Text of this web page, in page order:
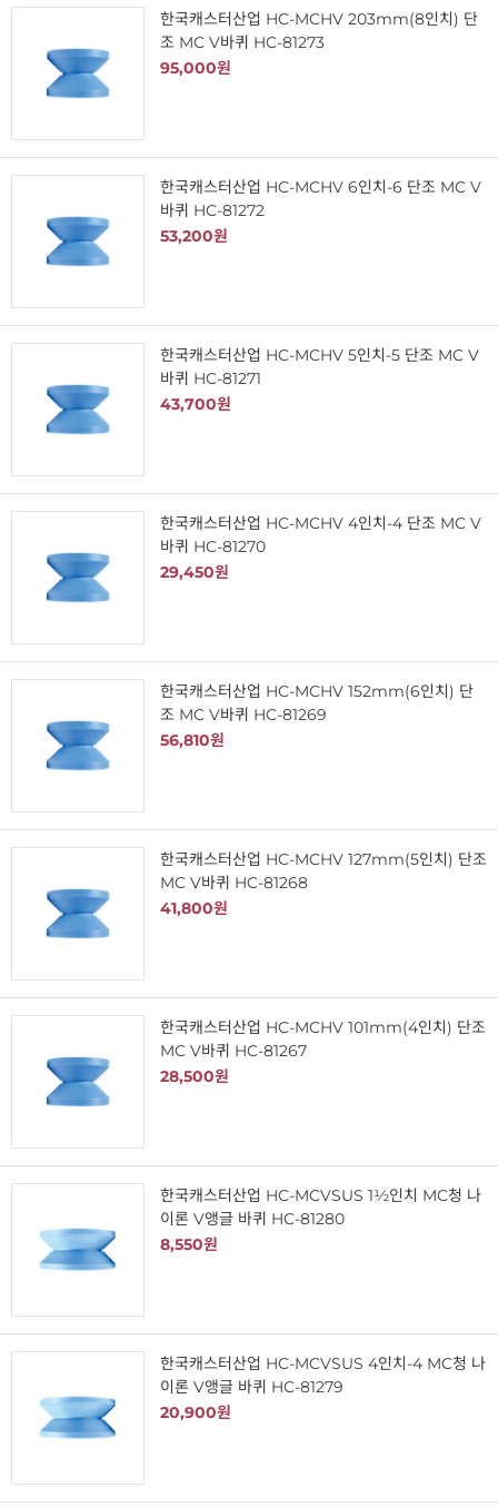
한국캐스터산업 HC-MCHV 203mm(8인치) 단
조 MC V바퀴 HC-81273
95,000원
한국캐스터산업 HC-MCHV 6인치-6 단조 MC V
바퀴 HC-81272
53,200원
한국캐스터산업 HC-MCHV 5인치-5 단조 MC V
바퀴 HC-81271
43,700원
한국캐스터산업 HC-MCHV 4인치-4 단조 MC V
바퀴 HC-81270
29,450원
한국캐스터산업 HC-MCHV 152mm(6인치) 단
조 MC V바퀴 HC-81269
56,810원
한국캐스터산업 HC-MCHV 127mm(5인치) 단조
MC V바퀴 HC-81268
41,800원
한국캐스터산업 HC-MCHV 101mm(4인치) 단조
MC V바퀴 HC-81267
28,500원
한국캐스터산업 HC-MCVSUS 1½인치 MC청 나
이론 V앵글 바퀴 HC-81280
8,550원
한국캐스터산업 HC-MCVSUS 4인치-4 MC청 나
이론 V앵글 바퀴 HC-81279
20,900원